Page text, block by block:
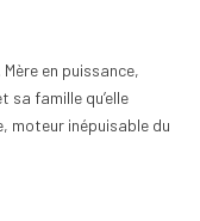
en puissance,
sa famille qu’elle
moteur inépuisable du